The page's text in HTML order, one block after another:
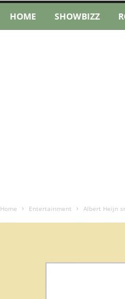
HOME SHOWBIZZ
Home Entertainment Albert Heijn